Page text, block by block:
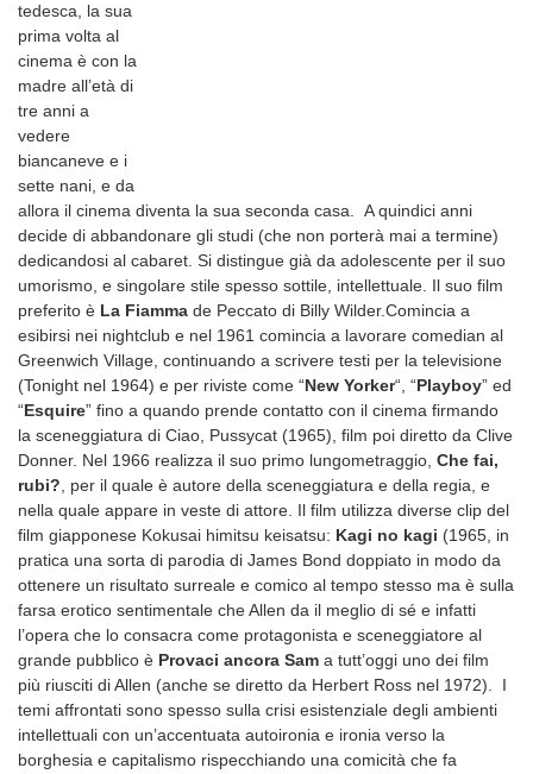
tedesca, la sua
prima volta al
cinema è con la
madre all’età di
tre anni a
vedere
biancaneve e i
sette nani, e da
allora il cinema diventa la sua seconda casa. A quindici anni
decide di abbandonare gli studi (che non porterà mai a termine)
dedicandosi al cabaret. Si distingue già da adolescente per il suo
umorismo, e singolare stile spesso sottile, intellettuale. Il suo film
preferito è La Fiamma de Peccato di Billy Wilder.Comincia a
esibirsi nei nightclub e nel 1961 comincia a lavorare comedian al
Greenwich Village, continuando a scrivere testi per la televisione
(Tonight nel 1964) e per riviste come “New Yorker“, “Playboy” ed
“Esquire” fino a quando prende contatto con il cinema firmando
la sceneggiatura di Ciao, Pussycat (1965), film poi diretto da Clive
Donner. Nel 1966 realizza il suo primo lungometraggio, Che fai,
rubi?, per il quale è autore della sceneggiatura e della regia, e
nella quale appare in veste di attore. Il film utilizza diverse clip del
film giapponese Kokusai himitsu keisatsu: Kagi no kagi (1965, in
pratica una sorta di parodia di James Bond doppiato in modo da
ottenere un risultato surreale e comico al tempo stesso ma è sulla
farsa erotico sentimentale che Allen da il meglio di sé e infatti
l’opera che lo consacra come protagonista e sceneggiatore al
grande pubblico è Provaci ancora Sam a tutt’oggi uno dei film
più riusciti di Allen (anche se diretto da Herbert Ross nel 1972). I
temi affrontati sono spesso sulla crisi esistenziale degli ambienti
intellettuali con un’accentuata autoironia e ironia verso la
borghesia e capitalismo rispecchiando una comicità che fa